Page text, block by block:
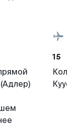
15